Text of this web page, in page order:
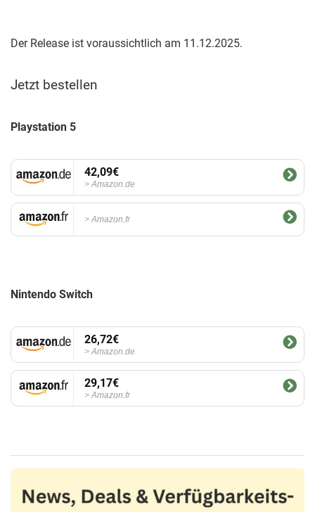
Der Release ist voraussichtlich am 11.12.2025.
Jetzt bestellen
Playstation 5
42,09€
Amazon.de
Amazon.fr
Nintendo Switch
26,72€
Amazon.de
29,17€
Amazon.fr